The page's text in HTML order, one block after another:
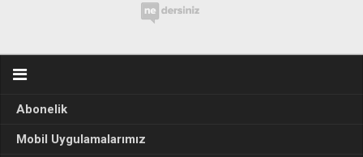
Abonelik
Mobil Uygulamalarımız